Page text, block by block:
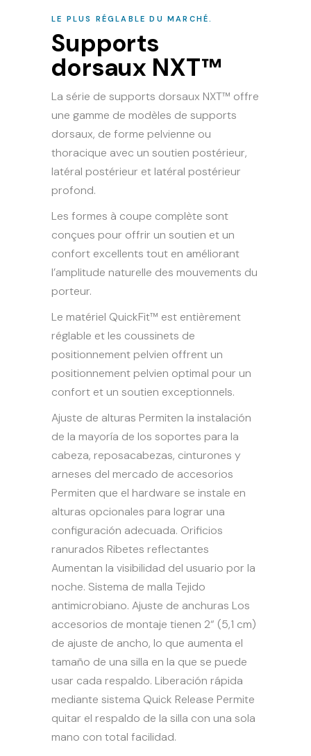
LE PLUS RÉGLABLE DU MARCHÉ.
Supports
dorsaux NXT™
La série de supports dorsaux NXT™ offre
une gamme de modèles de supports
dorsaux, de forme pelvienne ou
thoracique avec un soutien postérieur,
latéral postérieur et latéral postérieur
profond.
Les formes à coupe complète sont
conçues pour offrir un soutien et un
confort excellents tout en améliorant
l’amplitude naturelle des mouvements du
porteur.
Le matériel QuickFit™ est entièrement
réglable et les coussinets de
positionnement pelvien offrent un
positionnement pelvien optimal pour un
confort et un soutien exceptionnels.
Ajuste de alturas Permiten la instalación
de la mayoría de los soportes para la
cabeza, reposacabezas, cinturones y
arneses del mercado de accesorios
Permiten que el hardware se instale en
alturas opcionales para lograr una
configuración adecuada. Orificios
ranurados Ribetes reflectantes
Aumentan la visibilidad del usuario por la
noche. Sistema de malla Tejido
antimicrobiano. Ajuste de anchuras Los
accesorios de montaje tienen 2“ (5,1 cm)
de ajuste de ancho, lo que aumenta el
tamaño de una silla en la que se puede
usar cada respaldo. Liberación rápida
mediante sistema Quick Release Permite
quitar el respaldo de la silla con una sola
mano con total facilidad.